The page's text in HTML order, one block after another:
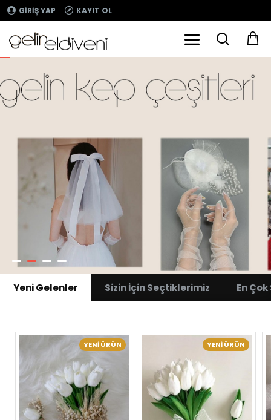
GIRIŞ YAP KAYIT OL
Yeni Gelenler Sizin İçin Seçtiklerimiz En
YENI ÜRÜN YENI ÜRÜN